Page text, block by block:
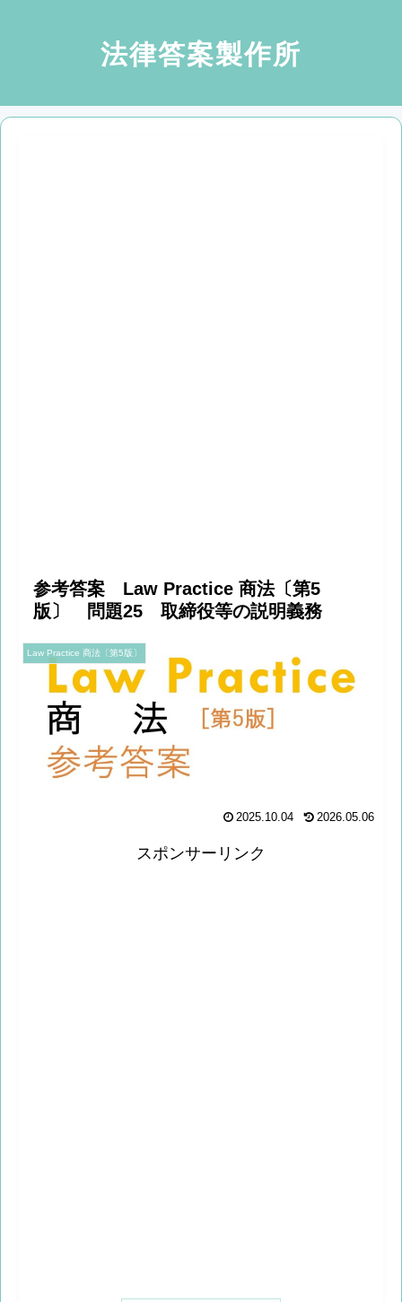
法律答案製作所
参考答案 Law Practice 商法〔第5
版〕 問題25 取締役等の説明義務
Law Practice 商法〔第5版〕
2025.10.04 2026.05.06
スポンサーリンク